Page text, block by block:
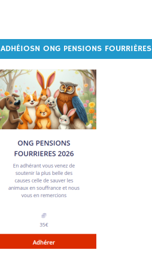
ADHÉIOSN ONG PENSIONS FOURRIÈRES